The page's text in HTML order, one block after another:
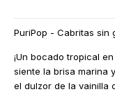
PuriPop - Cabritas sin
¡Un bocado tropical
siente la brisa marina
el dulzor de la vainilla